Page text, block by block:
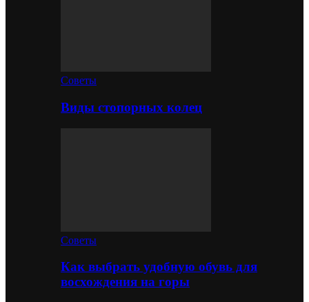
Советы
Виды стопорных колец
Советы
Как выбрать удобную обувь для
восхождения на горы